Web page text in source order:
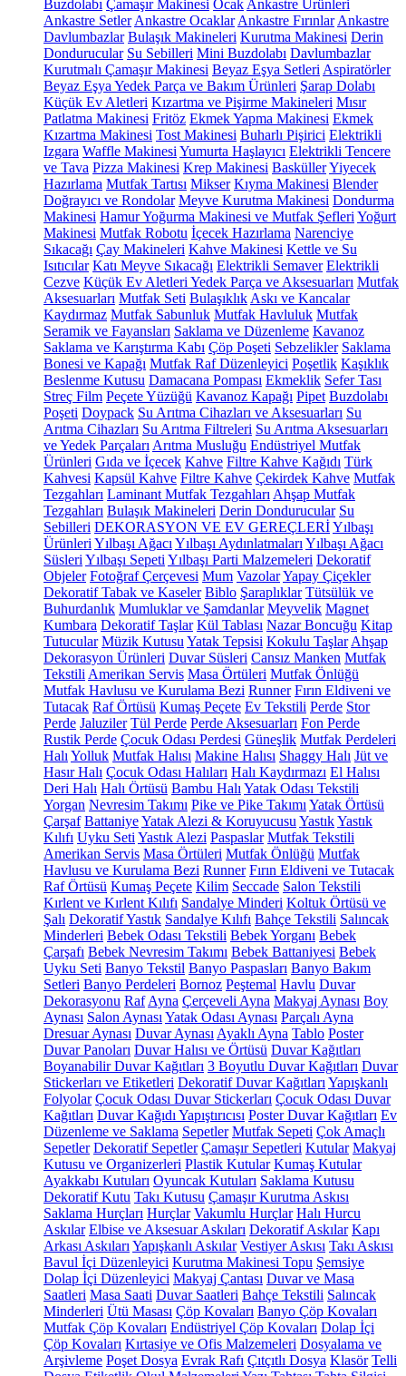
Buzdolabı Çamaşır Makinesi Ocak Ankastre Ürünleri
Ankastre Setler Ankastre Ocaklar Ankastre Fırınlar Ankastre
Davlumbazlar Bulaşık Makineleri Kurutma Makinesi Derin
Dondurucular Su Sebilleri Mini Buzdolabı Davlumbazlar
Kurutmalı Çamaşır Makinesi Beyaz Eşya Setleri Aspiratörler
Beyaz Eşya Yedek Parça ve Bakım Ürünleri Şarap Dolabı
Küçük Ev Aletleri Kızartma ve Pişirme Makineleri Mısır
Patlatma Makinesi Fritöz Ekmek Yapma Makinesi Ekmek
Kızartma Makinesi Tost Makinesi Buharlı Pişirici Elektrikli
Izgara Waffle Makinesi Yumurta Haşlayıcı Elektrikli Tencere
ve Tava Pizza Makinesi Krep Makinesi BasküllerYiyecek
Hazırlama Mutfak Tartısı Mikser Kıyma Makinesi Blender
Doğrayıcı ve Rondolar Meyve Kurutma Makinesi Dondurma
Makinesi Hamur Yoğurma Makinesi ve Mutfak Şefleri Yoğurt
Makinesi Mutfak Robotu İçecek Hazırlama Narenciye
Sıkacağı Çay Makineleri Kahve Makinesi Kettle ve Su
Isıtıcılar Katı Meyve Sıkacağı Elektrikli Semaver Elektrikli
Cezve Küçük Ev Aletleri Yedek Parça ve Aksesuarları Mutfak
Aksesuarları Mutfak Seti Bulaşıklık Askı ve Kancalar
Kaydırmaz Mutfak Sabunluk Mutfak Havluluk Mutfak
Seramik ve Fayansları Saklama ve Düzenleme Kavanoz
Saklama ve Karıştırma Kabı Çöp Poşeti Sebzelikler Saklama
Bonesi ve Kapağı Mutfak Raf Düzenleyici Poşetlik Kaşıklık
Beslenme Kutusu Damacana Pompası Ekmeklik Sefer Tası
Streç Film Peçete Yüzüğü Kavanoz Kapağı Pipet Buzdolabı
Poşeti Doypack Su Arıtma Cihazları ve Aksesuarları Su
Arıtma Cihazları Su Arıtma Filtreleri Su Arıtma Aksesuarları
ve Yedek Parçaları Arıtma Musluğu Endüstriyel Mutfak
Ürünleri Gıda ve İçecek Kahve Filtre Kahve Kağıdı Türk
Kahvesi Kapsül Kahve Filtre Kahve Çekirdek Kahve Mutfak
Tezgahları Laminant Mutfak Tezgahları Ahşap Mutfak
Tezgahları Bulaşık Makineleri Derin Dondurucular Su
Sebilleri DEKORASYON VE EV GEREÇLERİYılbaşı
Ürünleri Yılbaşı Ağacı Yılbaşı Aydınlatmaları Yılbaşı Ağacı
Süsleri Yılbaşı Sepeti Yılbaşı Parti Malzemeleri Dekoratif
Objeler Fotoğraf Çerçevesi Mum VazolarYapay Çiçekler
Dekoratif Tabak ve Kaseler Biblo Şaraplıklar Tütsülük ve
Buhurdanlık Mumluklar ve Şamdanlar Meyvelik Magnet
Kumbara Dekoratif Taşlar Kül Tablası Nazar Boncuğu Kitap
Tutucular Müzik Kutusu Yatak Tepsisi Kokulu Taşlar Ahşap
Dekorasyon Ürünleri Duvar Süsleri Cansız Manken Mutfak
Tekstili Amerikan Servis Masa Örtüleri Mutfak Önlüğü
Mutfak Havlusu ve Kurulama Bezi Runner Fırın Eldiveni ve
Tutacak Raf Örtüsü Kumaş Peçete Ev Tekstili Perde Stor
Perde Jaluziler Tül Perde Perde Aksesuarları Fon Perde
Rustik Perde Çocuk Odası Perdesi Güneşlik Mutfak Perdeleri
Halı Yolluk Mutfak Halısı Makine Halısı Shaggy Halı Jüt ve
Hasır Halı Çocuk Odası Halıları Halı Kaydırmazı El Halısı
Deri Halı Halı Örtüsü Bambu Halı Yatak Odası Tekstili
Yorgan Nevresim Takımı Pike ve Pike Takımı Yatak Örtüsü
Çarşaf BattaniyeYatak Alezi & Koruyucusu YastıkYastık
Kılıfı Uyku Seti Yastık Alezi Paspaslar Mutfak Tekstili
Amerikan Servis Masa Örtüleri Mutfak Önlüğü Mutfak
Havlusu ve Kurulama Bezi Runner Fırın Eldiveni ve Tutacak
Raf Örtüsü Kumaş Peçete Kilim Seccade Salon Tekstili
Kırlent ve Kırlent Kılıfı Sandalye Minderi Koltuk Örtüsü ve
Şalı Dekoratif Yastık Sandalye Kılıfı Bahçe Tekstili Salıncak
Minderleri Bebek Odası Tekstili Bebek Yorganı Bebek
Çarşafı Bebek Nevresim Takımı Bebek Battaniyesi Bebek
Uyku Seti Banyo Tekstil Banyo Paspasları Banyo Bakım
Setleri Banyo Perdeleri Bornoz Peştemal Havlu Duvar
Dekorasyonu Raf Ayna Çerçeveli Ayna Makyaj Aynası Boy
Aynası Salon Aynası Yatak Odası Aynası Parçalı Ayna
Dresuar Aynası Duvar Aynası Ayaklı Ayna Tablo Poster
Duvar Panoları Duvar Halısı ve Örtüsü Duvar Kağıtları
Boyanabilir Duvar Kağıtları 3 Boyutlu Duvar Kağıtları Duvar
Stickerları ve Etiketleri Dekoratif Duvar Kağıtları Yapışkanlı
Folyolar Çocuk Odası Duvar Stickerları Çocuk Odası Duvar
Kağıtları Duvar Kağıdı Yapıştırıcısı Poster Duvar Kağıtları Ev
Düzenleme ve Saklama Sepetler Mutfak Sepeti Çok Amaçlı
Sepetler Dekoratif Sepetler Çamaşır Sepetleri Kutular Makyaj
Kutusu ve Organizerleri Plastik Kutular Kumaş Kutular
Ayakkabı Kutuları Oyuncak Kutuları Saklama Kutusu
Dekoratif Kutu Takı Kutusu Çamaşır Kurutma Askısı
Saklama Hurçları Hurçlar Vakumlu Hurçlar Halı Hurcu
Askılar Elbise ve Aksesuar Askıları Dekoratif Askılar Kapı
Arkası Askıları Yapışkanlı Askılar Vestiyer Askısı Takı Askısı
Bavul İçi Düzenleyici Kurutma Makinesi Topu Şemsiye
Dolap İçi Düzenleyici Makyaj Çantası Duvar ve Masa
Saatleri Masa Saati Duvar Saatleri Bahçe Tekstili Salıncak
Minderleri Ütü Masası Çöp Kovaları Banyo Çöp Kovaları
Mutfak Çöp Kovaları Endüstriyel Çöp Kovaları Dolap İçi
Çöp Kovaları Kırtasiye ve Ofis Malzemeleri Dosyalama ve
Arşivleme Poşet Dosya Evrak Rafı Çıtçıtlı Dosya Klasör Telli